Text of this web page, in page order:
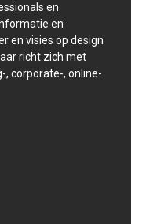
en
en
en visies op design
richt zich met
, corporate-, online-